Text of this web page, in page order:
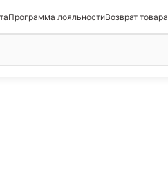
Программа лояльностиВозврат товара